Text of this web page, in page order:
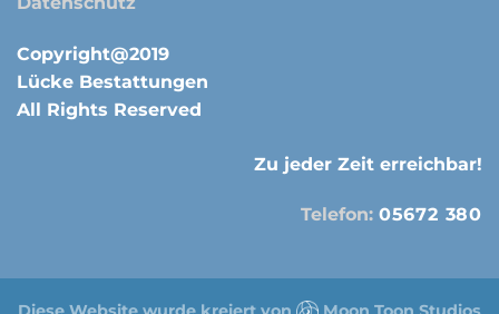
Copyright@2019
Lücke Bestattungen
All Rights Reserved
Zu jeder Zeit erreichbar!
Telefon: 05672 380